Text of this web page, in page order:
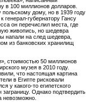
в 100 миллионов долларов.
дому, но в 1939 году
генерал-губернатору Гансу
он перечислил места, где
живопись, но шедевра
напали на след шедевра,
из банковских хранилищ
стоимостью 50 миллионов
музея в 2010 году.
что настоящая картина
в Египте рисковали
у какого-то египетского
Однако подтвердить
невозможно.